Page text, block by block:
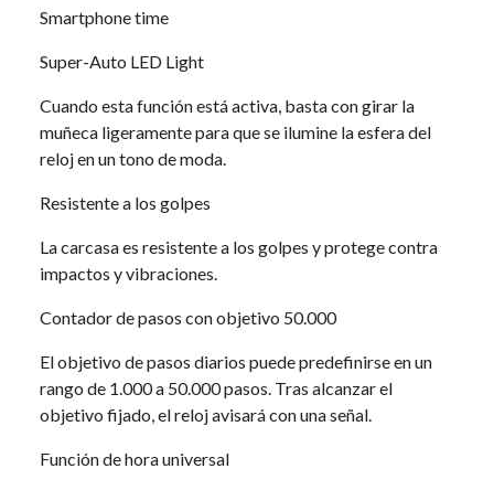
Smartphone time
Super-Auto LED Light
Cuando esta función está activa, basta con girar la
muñeca ligeramente para que se ilumine la esfera del
reloj en un tono de moda.
Resistente a los golpes
La carcasa es resistente a los golpes y protege contra
impactos y vibraciones.
Contador de pasos con objetivo 50.000
El objetivo de pasos diarios puede predefinirse en un
rango de 1.000 a 50.000 pasos. Tras alcanzar el
objetivo fijado, el reloj avisará con una señal.
Función de hora universal